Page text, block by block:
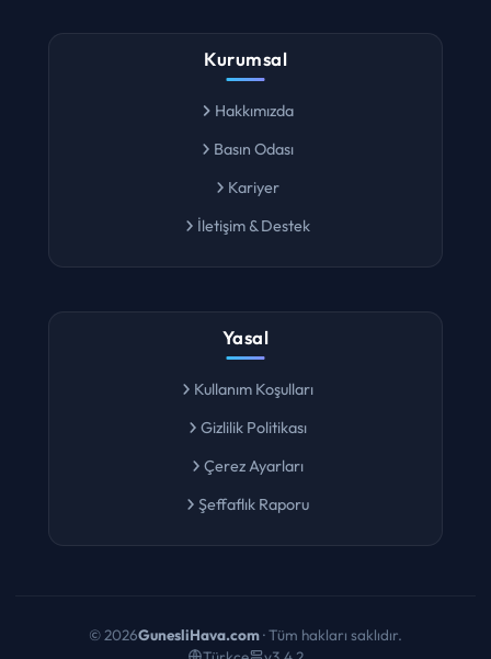
Kurumsal
Hakkımızda
Basın Odası
Kariyer
İletişim & Destek
Yasal
Kullanım Koşulları
Gizlilik Politikası
Çerez Ayarları
Şeffaflık Raporu
© 2026GunesliHava.com· Tüm hakları saklıdır.